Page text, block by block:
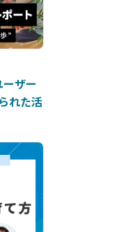
ザー
れた活